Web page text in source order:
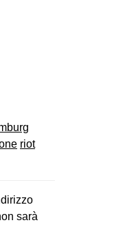
riot
sarà